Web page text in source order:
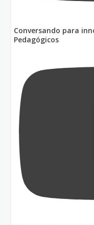
Conversando para
Pedagógicos